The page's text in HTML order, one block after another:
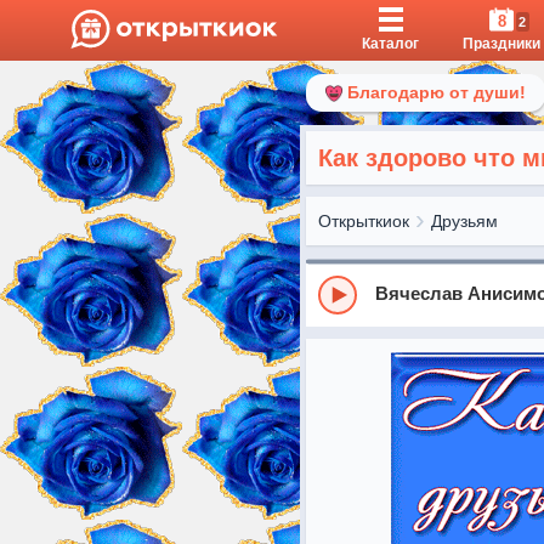
Каталог
8 2
Праздники
Благодарю от души!
Как здорово что
Открыткиок Друзьям
Вячеслав